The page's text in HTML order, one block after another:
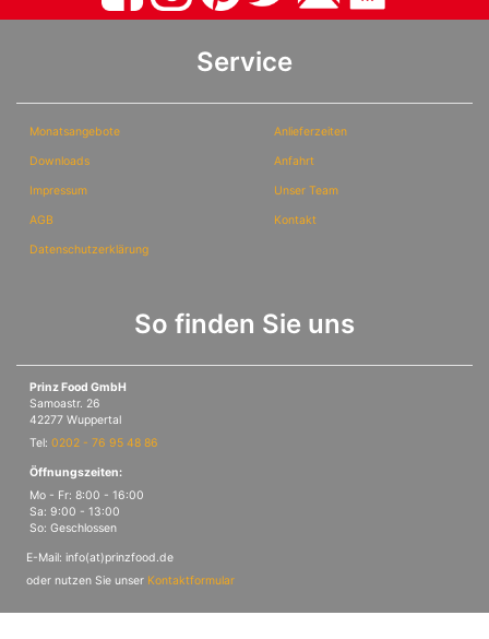
Service
Monatsangebote
Downloads
Impressum
AGB
Datenschutzerklärung
Anlieferzeiten
Anfahrt
Unser Team
Kontakt
So finden Sie uns
Prinz Food GmbH
Samoastr. 26
42277 Wuppertal
Tel: 0202 - 76 95 48 86
Öffnungszeiten:
Mo - Fr: 8:00 - 16:00
Sa: 9:00 - 13:00
So: Geschlossen
E-Mail: info(at)prinzfood.de
oder nutzen Sie unser Kontaktformular